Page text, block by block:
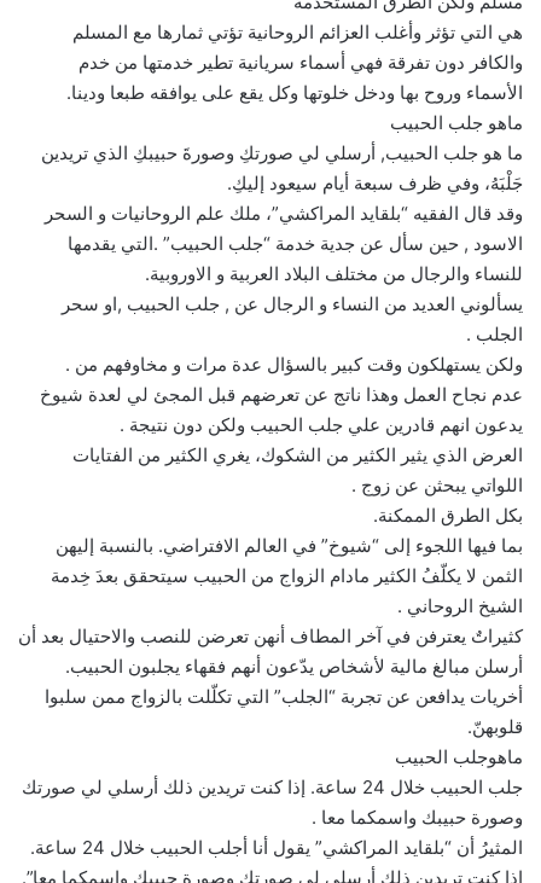
هي التي تؤثر وأغلب العزائم الروحانية تؤتي ثمارها مع المسلم
والكافر دون تفرقة فهي أسماء سريانية تطير خدمتها من خدم
الأسماء وروح بها ودخل خلوتها وكل يقع على يوافقه طبعا ودينا.
ماهو جلب الحبيب
ما هو جلب الحبيب, أرسلي لي صورتكِ وصورةَ حبيبكِ الذي تريدين
جَلْبَهُ، وفي ظرف سبعة أيام سيعود إليكِ.
وقد قال الفقيه “بلقايد المراكشي”، ملك علم الروحانيات و السحر
الاسود , حين سأل عن جدية خدمة “جلب الحبيب” .التي يقدمها
للنساء والرجال من مختلف البلاد العربية و الاوروبية.
يسألوني العديد من النساء و الرجال عن , جلب الحبيب ,او سحر
الجلب .
ولكن يستهلكون وقت كبير بالسؤال عدة مرات و مخاوفهم من .
عدم نجاح العمل وهذا ناتج عن تعرضهم قبل المجئ لي لعدة شيوخ
يدعون انهم قادرين علي جلب الحبيب ولكن دون نتيجة .
العرض الذي يثير الكثير من الشكوك، يغري الكثير من الفتايات
اللواتي يبحثن عن زوج .
بكل الطرق الممكنة.
بما فيها اللجوء إلى “شيوخ” في العالم الافتراضي. بالنسبة إليهن
الثمن لا يكلّفُ الكثير مادام الزواج من الحبيب سيتحقق بعدَ خِدمة
الشيخ الروحاني .
كثيراتٌ يعترفن في آخر المطاف أنهن تعرضن للنصب والاحتيال بعد أن
أرسلن مبالغ مالية لأشخاص يدّعون أنهم فقهاء يجلبون الحبيب.
أخريات يدافعن عن تجربة “الجلب” التي تكلّلت بالزواج ممن سلبوا
قلوبهنّ.
ماهوجلب الحبيب
جلب الحبيب خلال 24 ساعة. إذا كنت تريدين ذلك أرسلي لي صورتك
وصورة حبيبك واسمكما معا .
المثيرُ أن “بلقايد المراكشي” يقول أنا أجلب الحبيب خلال 24 ساعة.
إذا كنت تريدين ذلك أرسلي لي صورتك وصورة حبيبك واسمكما معا”.